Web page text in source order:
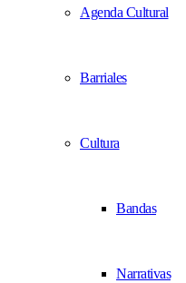
Agenda Cultural
Barriales
Cultura
Bandas
Narrativas